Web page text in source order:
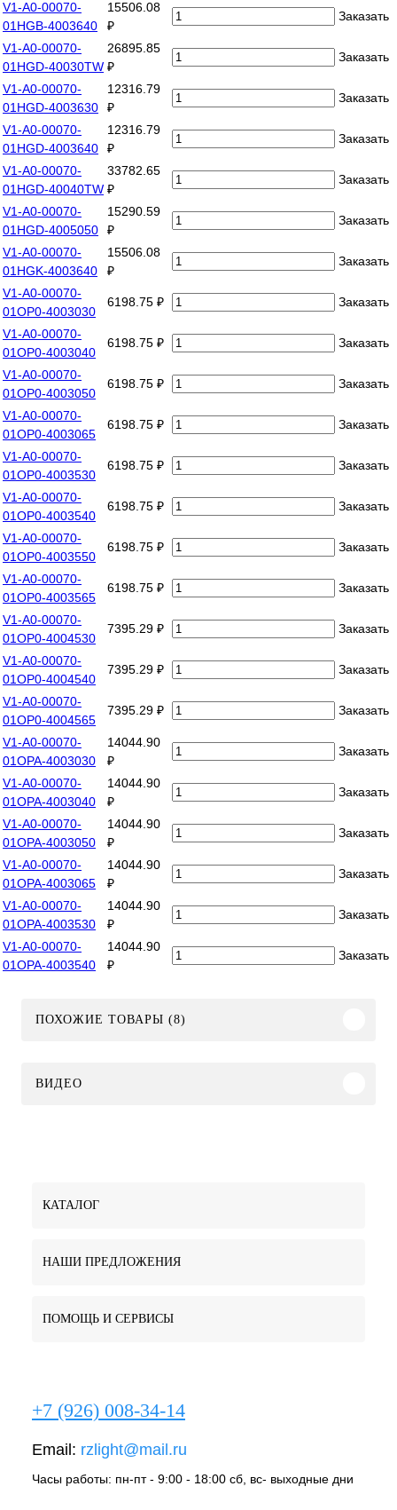
V1-A0-00070-
01HGB-4003640
15506.08
₽
Заказать
V1-A0-00070-
01HGD-40030TW
26895.85
₽
Заказать
V1-A0-00070-
01HGD-4003630
12316.79
₽
Заказать
V1-A0-00070-
01HGD-4003640
12316.79
₽
Заказать
V1-A0-00070-
01HGD-40040TW
33782.65
₽
Заказать
V1-A0-00070-
01HGD-4005050
15290.59
₽
Заказать
V1-A0-00070-
01HGK-4003640
15506.08
₽
Заказать
V1-A0-00070-
01OP0-4003030
6198.75 ₽ Заказать
V1-A0-00070-
01OP0-4003040
6198.75 ₽ Заказать
V1-A0-00070-
01OP0-4003050
6198.75 ₽ Заказать
V1-A0-00070-
01OP0-4003065
6198.75 ₽ Заказать
V1-A0-00070-
01OP0-4003530
6198.75 ₽ Заказать
V1-A0-00070-
01OP0-4003540
6198.75 ₽ Заказать
V1-A0-00070-
01OP0-4003550
6198.75 ₽ Заказать
V1-A0-00070-
01OP0-4003565
6198.75 ₽ Заказать
V1-A0-00070-
01OP0-4004530
7395.29 ₽ Заказать
V1-A0-00070-
01OP0-4004540
7395.29 ₽ Заказать
V1-A0-00070-
01OP0-4004565
7395.29 ₽ Заказать
V1-A0-00070-
01OPA-4003030
14044.90
₽
Заказать
V1-A0-00070-
01OPA-4003040
14044.90
₽
Заказать
V1-A0-00070-
01OPA-4003050
14044.90
₽
Заказать
V1-A0-00070-
01OPA-4003065
14044.90
₽
Заказать
V1-A0-00070-
01OPA-4003530
14044.90
₽
Заказать
V1-A0-00070-
01OPA-4003540
14044.90
₽
Заказать
ПОХОЖИЕ ТОВАРЫ (8)
ВИДЕО
КАТАЛОГ
НАШИ ПРЕДЛОЖЕНИЯ
ПОМОЩЬ И СЕРВИСЫ
+7 (926) 008-34-14
Email: rzlight@mail.ru
Часы работы: пн-пт - 9:00 - 18:00 сб, вс- выходные дни